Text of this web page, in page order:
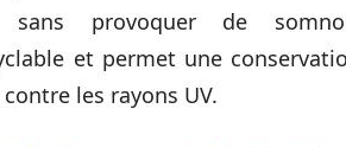
sans provoquer de
et permet une
les rayons UV.